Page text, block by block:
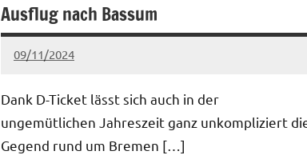
Ausflug nach Bassum
09/11/2024
Claudia
Keine
Dank D-Ticket lässt sich auch in der
ungemütlichen Jahreszeit ganz unkompliziert
Gegend rund um Bremen […]